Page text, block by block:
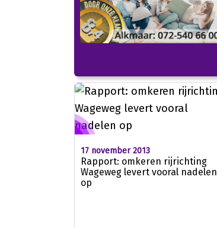
17 november 2013
Rapport: omkeren rijrichting
Wageweg levert vooral nadelen
op